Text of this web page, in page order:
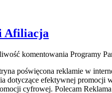
Afiliacja
komentowania Programy
poświęcona reklamie w
dotyczące efektywnej
cyfrowej. Polecam